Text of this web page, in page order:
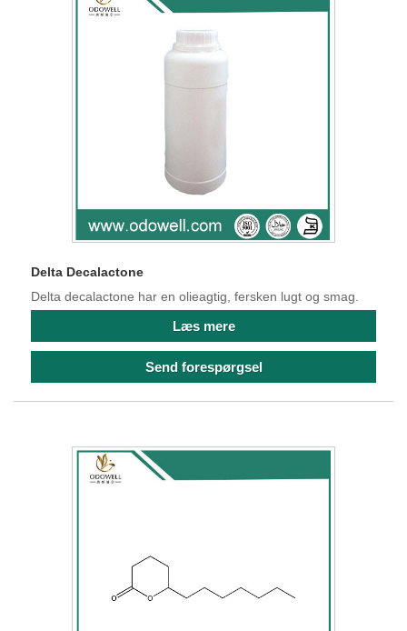
Delta Decalactone
Delta decalactone har en olieagtig, fersken lugt og smag.
Læs mere
Send forespørgsel